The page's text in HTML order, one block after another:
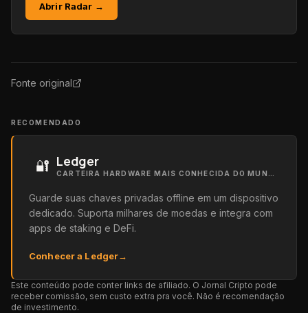
Abrir Radar →
Fonte original
RECOMENDADO
🔐 Ledger
Guarde suas chaves privadas offline em um dispositivo
dedicado. Suporta milhares de moedas e integra com
apps de staking e DeFi.
Conhecer a Ledger→
Este conteúdo pode conter links de afiliado. O Jornal Cripto pode
receber comissão, sem custo extra pra você. Não é recomendação
de investimento.